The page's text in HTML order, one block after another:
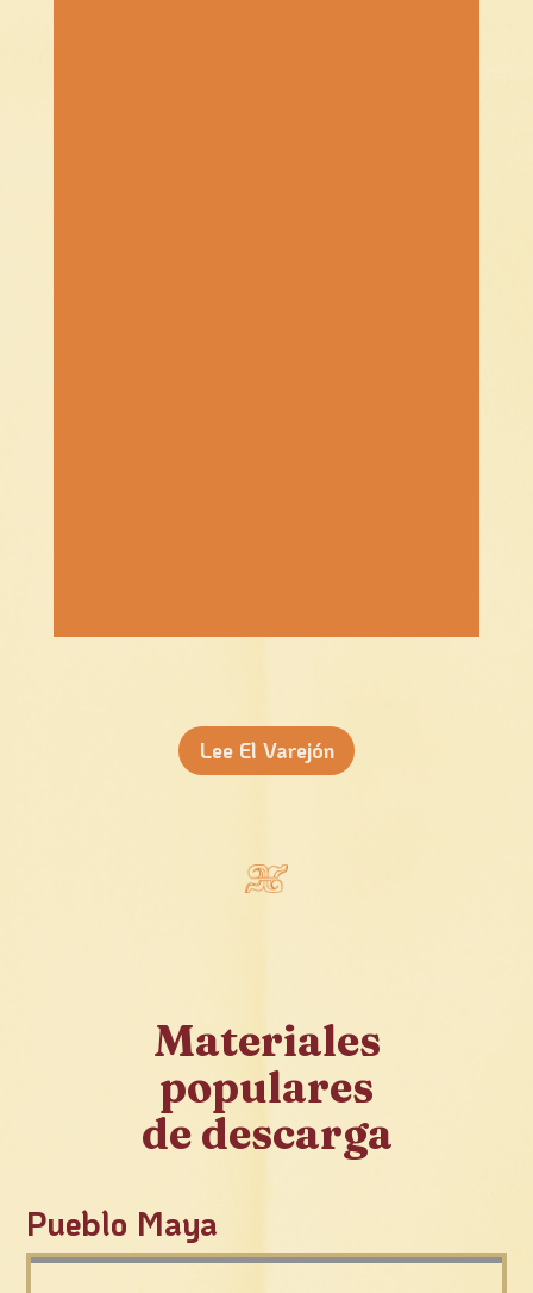
Lee El Varejón
Materiales
populares
de descarga
Pueblo Maya